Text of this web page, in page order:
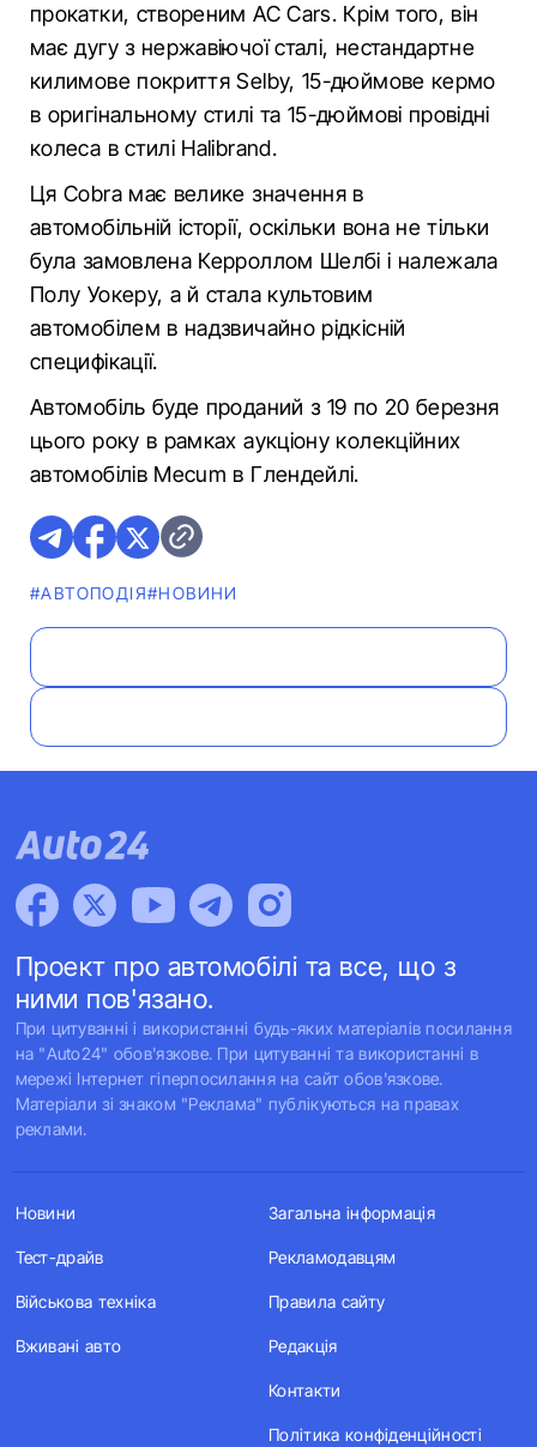
прокатки, створеним AC Cars. Крім того, він
має дугу з нержавіючої сталі, нестандартне
килимове покриття Selby, 15-дюймове кермо
в оригінальному стилі та 15-дюймові провідні
колеса в стилі Halibrand.
Ця Cobra має велике значення в
автомобільній історії, оскільки вона не тільки
була замовлена Керроллом Шелбі і належала
Полу Уокеру, а й стала культовим
автомобілем в надзвичайно рідкісній
специфікації.
Автомобіль буде проданий з 19 по 20 березня
цього року в рамках аукціону колекційних
автомобілів Mecum в Глендейлі.
#АВТОПОДІЯ#НОВИНИ
Проект про автомобілі та все, що з
ними пов'язано.
При цитуванні і використанні будь-яких матеріалів посилання
на "Auto24" обов'язкове. При цитуванні та використанні в
мережі Інтернет гіперпосилання на сайт обов'язкове.
Матеріали зі знаком "Реклама" публікуються на правах
реклами.
Новини
Тест-драйв
Військова техніка
Вживані авто
Загальна інформація
Рекламодавцям
Правила сайту
Редакція
Контакти
Політика конфіденційності